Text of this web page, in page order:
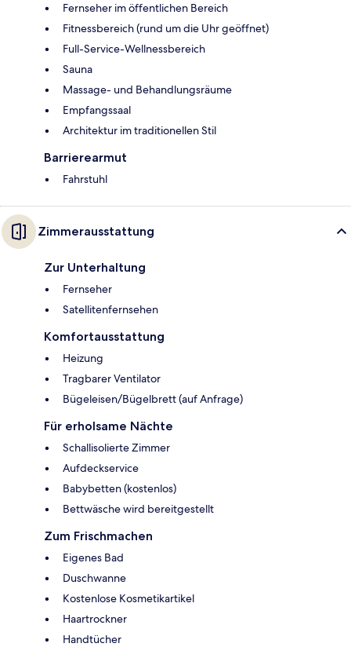
Fernseher im öffentlichen Bereich
Fitnessbereich (rund um die Uhr geöffnet)
Full-Service-Wellnessbereich
Sauna
Massage- und Behandlungsräume
Empfangssaal
Architektur im traditionellen Stil
Barrierearmut
Fahrstuhl
Zimmerausstattung
Zur Unterhaltung
Fernseher
Satellitenfernsehen
Komfortausstattung
Heizung
Tragbarer Ventilator
Bügeleisen/Bügelbrett (auf Anfrage)
Für erholsame Nächte
Schallisolierte Zimmer
Aufdeckservice
Babybetten (kostenlos)
Bettwäsche wird bereitgestellt
Zum Frischmachen
Eigenes Bad
Duschwanne
Kostenlose Kosmetikartikel
Haartrockner
Handtücher